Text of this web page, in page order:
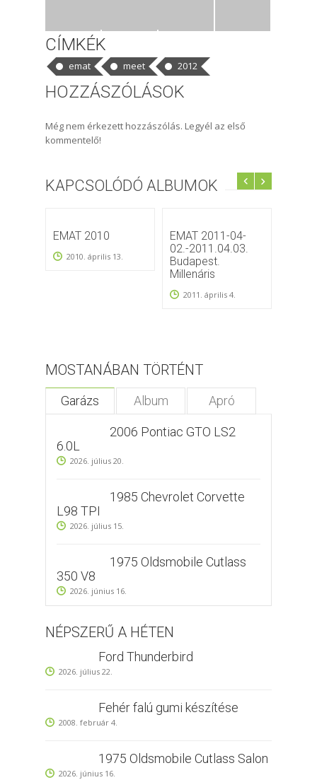
CÍMKÉK
emat meet 2012
HOZZÁSZÓLÁSOK
Még nem érkezett hozzászólás. Legyél az első
kommentelő!
KAPCSOLÓDÓ ALBUMOK
EMAT 2010
2010. április 13.
EMAT 2011-04-
02.-2011.04.03.
Budapest.
Millenáris
2011. április 4.
MOSTANÁBAN TÖRTÉNT
Garázs Album Apró
2006 Pontiac GTO LS2
6.0L
2026. július 20.
1985 Chevrolet Corvette
L98 TPI
2026. július 15.
1975 Oldsmobile Cutlass
350 V8
2026. június 16.
NÉPSZERŰ A HÉTEN
Ford Thunderbird
2026. július 22.
Fehér falú gumi készítése
2008. február 4.
1975 Oldsmobile Cutlass Salon
2026. június 16.